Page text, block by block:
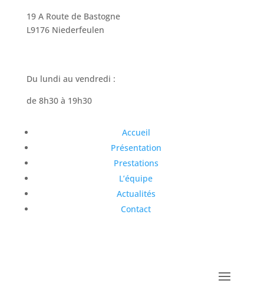
19 A Route de Bastogne
L9176 Niederfeulen
Du lundi au vendredi :
de 8h30 à 19h30
Accueil
Présentation
Prestations
L’équipe
Actualités
Contact